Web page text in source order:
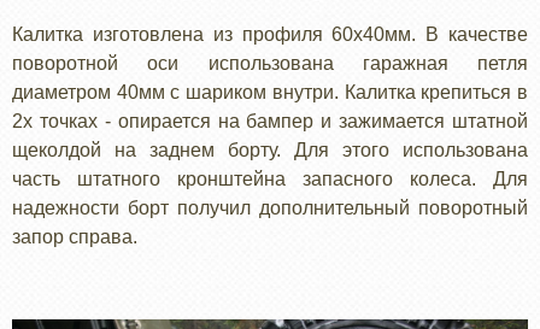
Калитка изготовлена из профиля 60х40мм. В качестве
поворотной оси использована гаражная петля
диаметром 40мм с шариком внутри. Калитка крепиться в
2х точках - опирается на бампер и зажимается штатной
щеколдой на заднем борту. Для этого использована
часть штатного кронштейна запасного колеса. Для
надежности борт получил дополнительный поворотный
запор справа.